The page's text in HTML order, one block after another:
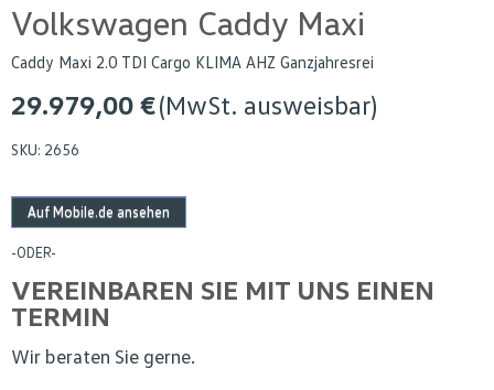
Volkswagen Caddy Maxi
Caddy Maxi 2.0 TDI Cargo KLIMA AHZ Ganzjahresrei
29.979,00 €(MwSt. ausweisbar)
SKU: 2656
Auf Mobile.de ansehen
-ODER-
VEREINBAREN SIE MIT UNS EINEN
TERMIN
Wir beraten Sie gerne.